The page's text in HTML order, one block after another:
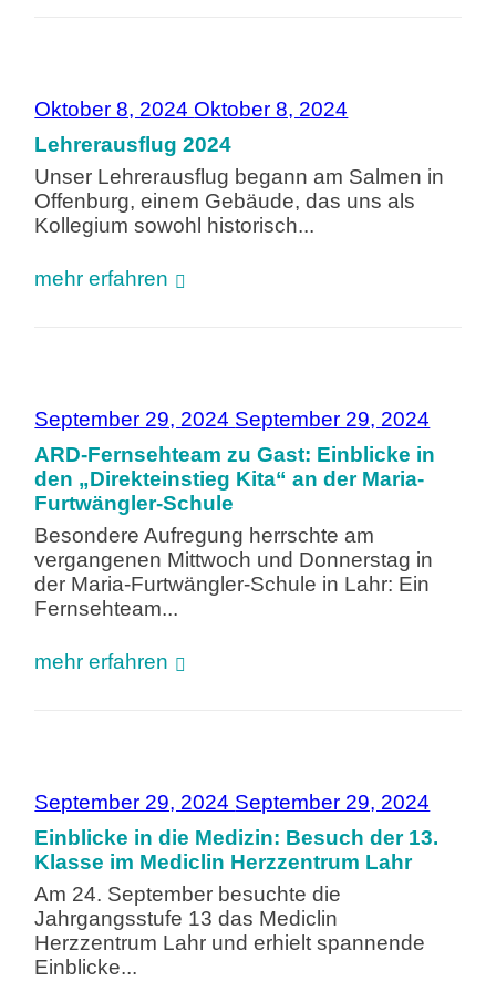
Oktober 8, 2024 Oktober 8, 2024
Lehrerausflug 2024
Unser Lehrerausflug begann am Salmen in
Offenburg, einem Gebäude, das uns als
Kollegium sowohl historisch...
mehr erfahren
September 29, 2024 September 29, 2024
ARD-Fernsehteam zu Gast: Einblicke in
den „Direkteinstieg Kita“ an der Maria-
Furtwängler-Schule
Besondere Aufregung herrschte am
vergangenen Mittwoch und Donnerstag in
der Maria-Furtwängler-Schule in Lahr: Ein
Fernsehteam...
mehr erfahren
September 29, 2024 September 29, 2024
Einblicke in die Medizin: Besuch der 13.
Klasse im Mediclin Herzzentrum Lahr
Am 24. September besuchte die
Jahrgangsstufe 13 das Mediclin
Herzzentrum Lahr und erhielt spannende
Einblicke...